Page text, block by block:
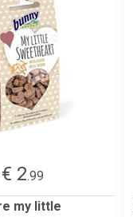
€ 2.99
my little